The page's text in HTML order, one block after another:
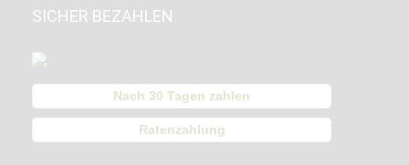
SICHER BEZAHLEN
Nach 30 Tagen zahlen
Ratenzahlung